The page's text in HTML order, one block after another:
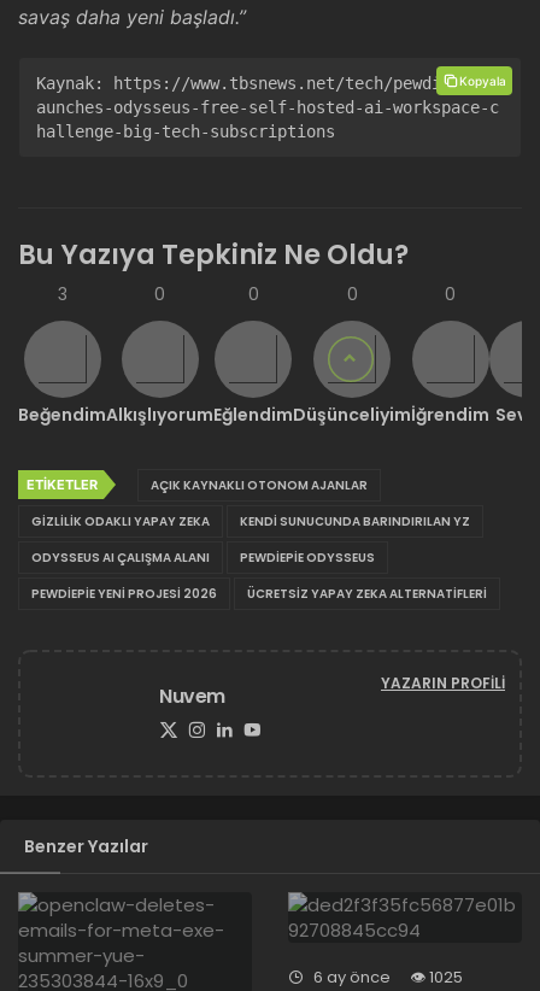
savaş daha yeni başladı.”
Kaynak:
https://www.tbsnews.net/tech/pewdiepie-l
aunches-odysseus-free-self-hosted-ai-workspace-c
hallenge-big-tech-subscriptions
Kopyala
Bu Yazıya Tepkiniz Ne Oldu?
3
Beğendim
0
Alkışlıyorum
0
Eğlendim
0
Düşünceliyim
0
İğrendim
ETIKETLER
AÇIK KAYNAKLI OTONOM AJANLAR
GIZLILIK ODAKLI YAPAY ZEKA
KENDI SUNUCUNDA BARINDIRILAN YZ
ODYSSEUS AI ÇALIŞMA ALANI
PEWDIEPIE ODYSSEUS
PEWDIEPIE YENI PROJESI 2026
ÜCRETSIZ YAPAY ZEKA ALTERNATIFLERI
Nuvem YAZARIN PROFILI
Benzer Yazılar
6 ay önce 1025